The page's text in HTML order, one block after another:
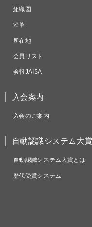
組織図
沿革
所在地
会員リスト
会報JAISA
入会案内
入会のご案内
自動認識システム大賞
自動認識システム大賞とは
歴代受賞システム